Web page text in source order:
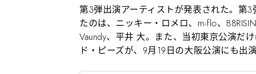
第3弾出演アーティストが発表された。第
たのは、ニッキー・ロメロ、m-flo、
Vaundy、平井 大。また、当初東京公演だ
ド・ピーズが、9月19日の大阪公演にも出